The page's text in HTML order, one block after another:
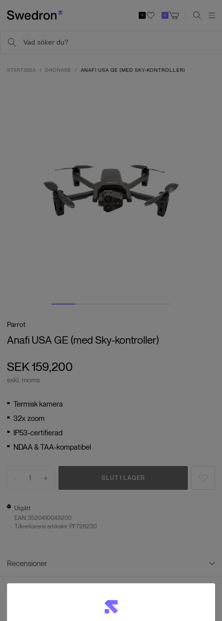
0 0
STARTSIDA DRÖNARE ANAFI USA GE (MED SKY-KONTROLLER)
Parrot
Anafi USA GE (med Sky-kontroller)
SEK 159,200
exkl. moms
Termisk kamera
32x zoom
IP53-certifierad
NDAA & TAA-kompatibel
- 1 + SLUT I LAGER
Utgått
EAN:3520410049200
Tillverkarens artikelnr: PF728230
Recensioner